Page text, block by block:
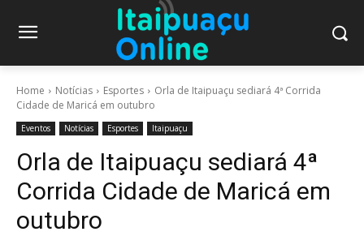
Home Notícias Esportes
Orla de Itaipuaçu sediará 4ª Corrida
Cidade de Maricá em outubro
Eventos Notícias Esportes Itaipuaçu
Orla de Itaipuaçu sediará 4ª
Corrida Cidade de Maricá em
outubro